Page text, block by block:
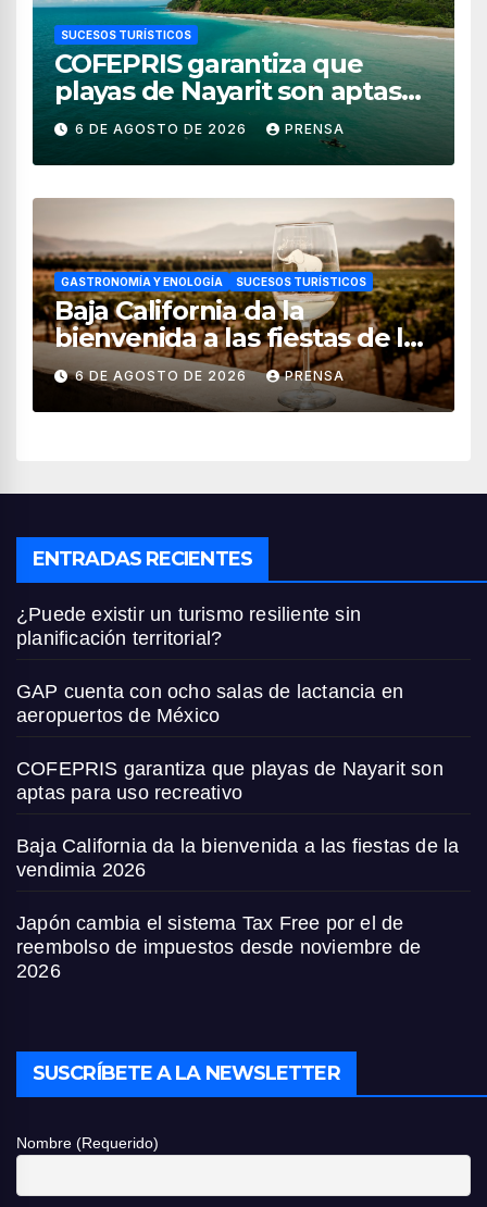
SUCESOS TURÍSTICOS
COFEPRIS garantiza que
playas de Nayarit son aptas
para uso recreativo
6 DE AGOSTO DE 2026 PRENSA
GASTRONOMÍA Y ENOLOGÍA SUCESOS TURÍSTICOS
Baja California da la
bienvenida a las fiestas de la
vendimia 2026
6 DE AGOSTO DE 2026 PRENSA
ENTRADAS RECIENTES
¿Puede existir un turismo resiliente sin
planificación territorial?
GAP cuenta con ocho salas de lactancia en
aeropuertos de México
COFEPRIS garantiza que playas de Nayarit son
aptas para uso recreativo
Baja California da la bienvenida a las fiestas de la
vendimia 2026
Japón cambia el sistema Tax Free por el de
reembolso de impuestos desde noviembre de
2026
SUSCRÍBETE A LA NEWSLETTER
Nombre (Requerido)